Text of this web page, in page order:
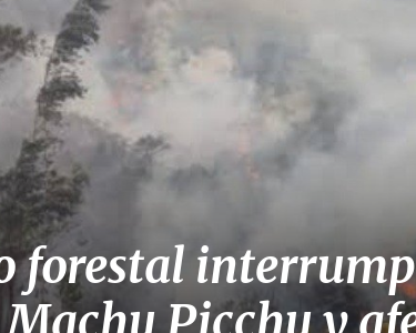
forestal